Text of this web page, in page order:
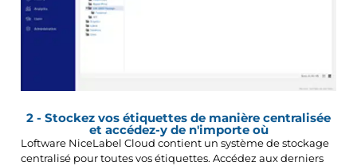
2 - Stockez vos étiquettes de manière centralisée
et accédez-y de n'importe où
Loftware NiceLabel Cloud contient un système de stockage
centralisé pour toutes vos étiquettes. Accédez aux derniers